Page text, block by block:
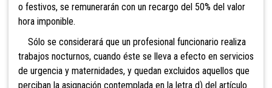
o festivos, se remunerarán con un recargo del 50% del valor
hora imponible.
Sólo se considerará que un profesional funcionario realiza
trabajos nocturnos, cuando éste se lleva a efecto en servicios
de urgencia y maternidades, y quedan excluidos aquellos que
perciban la asignación contemplada en la letra d) del artículo